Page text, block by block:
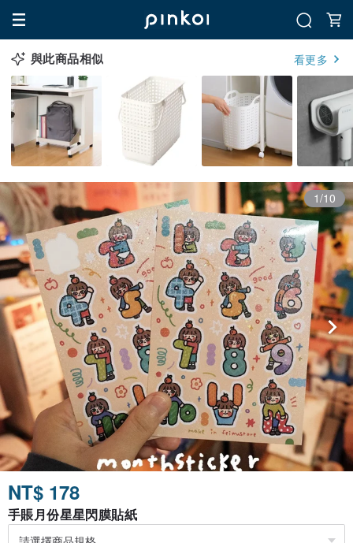
與此商品相似 看更多
1/10
NT$ 178
手賬月份星星閃膜貼紙